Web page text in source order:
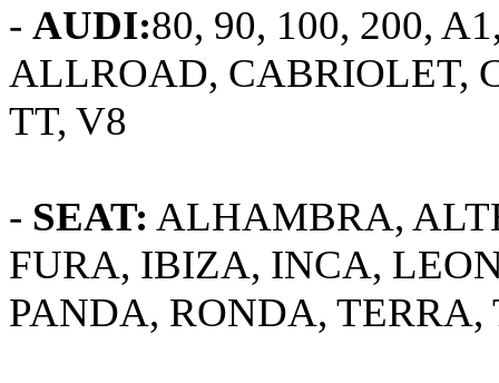
- AUDI:80, 90, 100, 200,
ALLROAD, CABRIOLET,
TT, V8
- SEAT: ALHAMBRA,
FURA, IBIZA, INCA,
PANDA, RONDA, TERRA,